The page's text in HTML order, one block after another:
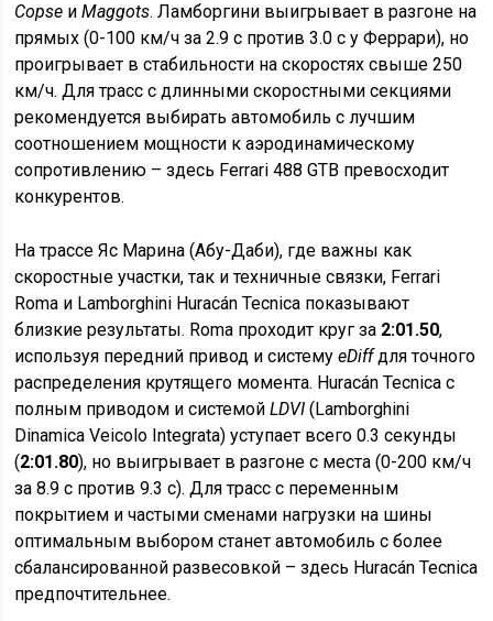
Copse иMaggots. Ламборгини выигрывает в разгоне на
прямых (0-100 км/ч за 2.9 с против 3.0 с у Феррари), но
проигрывает в стабильности на скоростях свыше 250
км/ч. Для трасс с длинными скоростными секциями
рекомендуется выбирать автомобиль с лучшим
соотношением мощности к аэродинамическому
сопротивлению – здесь Ferrari 488 GTB превосходит
конкурентов.
На трассе Яс Марина (Абу-Даби), где важны как
скоростные участки, так и техничные связки, Ferrari
Roma и Lamborghini Huracán Tecnica показывают
близкие результаты. Roma проходит круг за 2:01.50,
используя передний привод и системуeDiffдля точного
распределения крутящего момента. Huracán Tecnica с
полным приводом и системойLDVI (Lamborghini
Dinamica Veicolo Integrata) уступает всего 0.3 секунды
(2:01.80), но выигрывает в разгоне с места (0-200 км/ч
за 8.9 с против 9.3 с). Для трасс с переменным
покрытием и частыми сменами нагрузки на шины
оптимальным выбором станет автомобиль с более
сбалансированной развесовкой – здесь Huracán Tecnica
предпочтительнее.